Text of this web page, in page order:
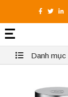
Danh mục